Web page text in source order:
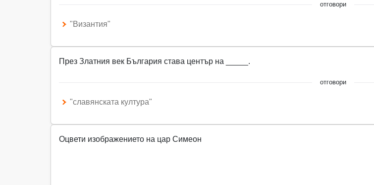
отговори
"Византия"
През Златния век България става център на _____.
отговори
"славянската култура"
Оцвети изображението на цар Симеон